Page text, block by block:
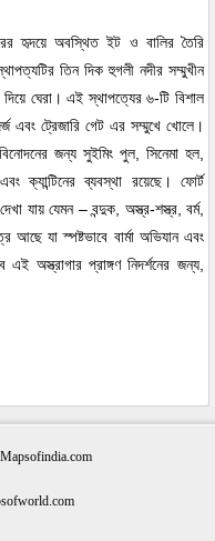
হৃদয়ে অবস্থিত ইট ও বালির তৈরি
তিন দিক হুগলী নদীর সম্মুখীন
ঘেরা। এই স্থাপত্যের ৬-টি বিশাল
এবং ট্রেজারি গেট এর সম্মুখে খোলে।
জন্য সুইমিং পুল, সিনেমা হল,
ক্যান্টিনের ব্যবস্থা রয়েছে। ফোর্ট
যায় যেমন – বন্দুক, অস্ত্র-শস্ত্র, বর্ম,
আছে যা স্পষ্টভাবে বার্মা অভিযান এবং
এই অস্ত্রাগার প্রাঙ্গণ নিদর্শনের জন্য,